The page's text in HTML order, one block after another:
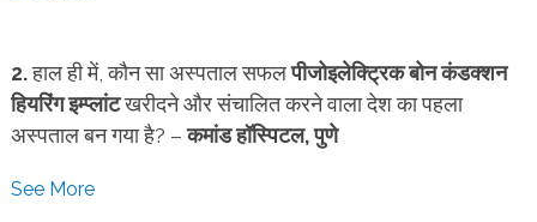
2.हाल ही में, कौन सा अस्पताल सफलपीजोइलेक्ट्रिक बोन कंडक्शन
हियरिंग इम्प्लांटखरीदने और संचालित करने वाला देश का पहला
अस्पताल बन गया है? –कमांड हॉस्पिटल, पुणे
See More